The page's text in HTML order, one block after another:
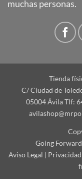
muchas personas.
Tienda
C/ Ciudad de
05004 Ávila Tlf:
Going
Aviso Legal | Privacidad